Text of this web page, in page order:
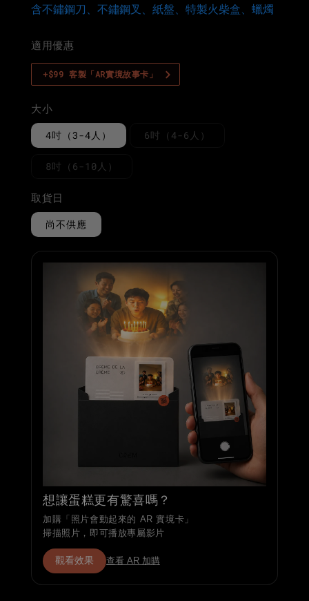
含不鏽鋼刀、不鏽鋼叉、紙盤、特製火柴盒、蠟燭
適用優惠
+$99 客製「AR實境故事卡」
大小
4吋（3-4人） 6吋（4-6人）
8吋（6-10人）
取貨日
尚不供應
想讓蛋糕更有驚喜嗎？
加購「照片會動起來的 AR 實境卡」
掃描照片，即可播放專屬影片
觀看效果 查看 AR 加購